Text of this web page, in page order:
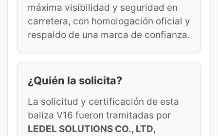
máxima visibilidad y seguridad en
carretera, con homologación oficial y
respaldo de una marca de confianza.
¿Quién la solicita?
La solicitud y certificación de esta
baliza V16 fueron tramitadas por
LEDEL SOLUTIONS CO., LTD,